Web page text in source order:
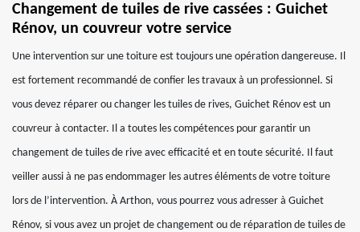
Changement de tuiles de rive cassées : Guichet
Rénov, un couvreur votre service
Une intervention sur une toiture est toujours une opération dangereuse. Il
est fortement recommandé de confier les travaux à un professionnel. Si
vous devez réparer ou changer les tuiles de rives, Guichet Rénov est un
couvreur à contacter. Il a toutes les compétences pour garantir un
changement de tuiles de rive avec efficacité et en toute sécurité. Il faut
veiller aussi à ne pas endommager les autres éléments de votre toiture
lors de l’intervention. À Arthon, vous pourrez vous adresser à Guichet
Rénov, si vous avez un projet de changement ou de réparation de tuiles de